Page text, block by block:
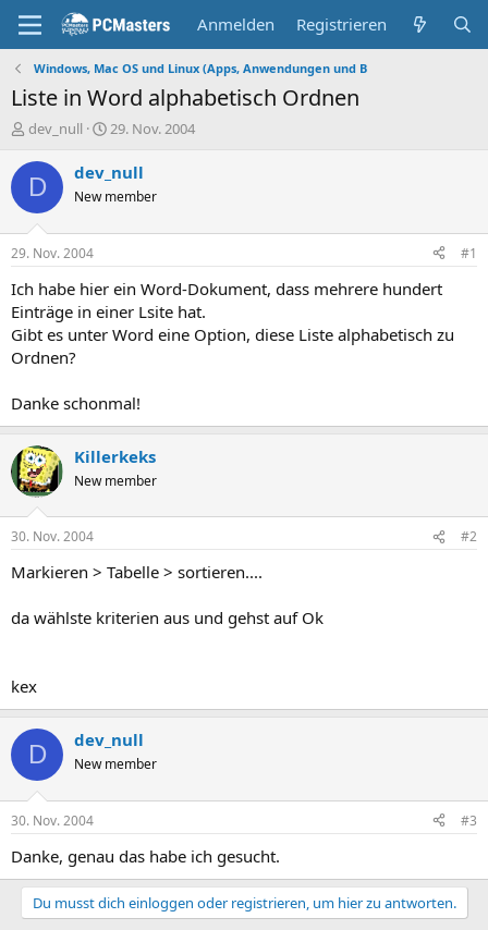
Anmelden Registrieren
Windows, Mac OS und Linux (Apps, Anwendungen und B
Liste in Word alphabetisch Ordnen
E
s
e
r
dev_null
E
s
t
e
t
a
29. Nov. 2004
D dev_null
New member
29. Nov. 2004 #1
Ich habe hier ein Word-Dokument, dass mehrere hundert
Einträge in einer Lsite hat.
Gibt es unter Word eine Option, diese Liste alphabetisch zu
Ordnen?
Danke schonmal!
Killerkeks
New member
30. Nov. 2004 #2
Markieren > Tabelle > sortieren....
da wählste kriterien aus und gehst auf Ok
kex
D dev_null
New member
30. Nov. 2004 #3
Danke, genau das habe ich gesucht.
Du musst dich einloggen oder registrieren, um hier zu antworten.